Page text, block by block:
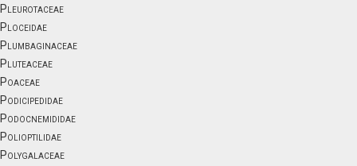
Pleurotaceae
Ploceidae
Plumbaginaceae
Pluteaceae
Poaceae
Podicipedidae
Podocnemididae
Polioptilidae
Polygalaceae